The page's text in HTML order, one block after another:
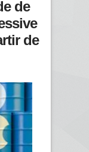
de
de